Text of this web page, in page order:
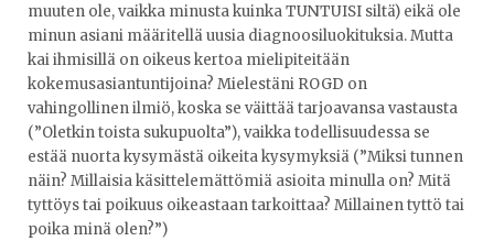
muuten ole, vaikka minusta kuinka TUNTUISI siltä) eikä ole
minun asiani määritellä uusia diagnoosiluokituksia. Mutta
kai ihmisillä on oikeus kertoa mielipiteitään
kokemusasiantuntijoina? Mielestäni ROGD on
vahingollinen ilmiö, koska se väittää tarjoavansa vastausta
(”Oletkin toista sukupuolta”), vaikka todellisuudessa se
estää nuorta kysymästä oikeita kysymyksiä (”Miksi tunnen
näin? Millaisia käsittelemättömiä asioita minulla on? Mitä
tyttöys tai poikuus oikeastaan tarkoittaa? Millainen tyttö tai
poika minä olen?”)